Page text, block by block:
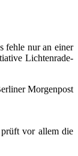
fehle nur an einer
Lichtenrade-
Morgenpost
vor allem die